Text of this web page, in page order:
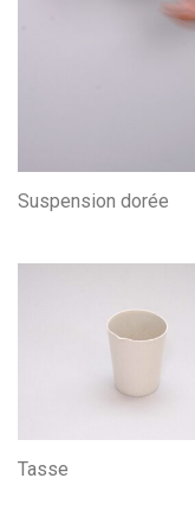
Suspension dorée
Tasse